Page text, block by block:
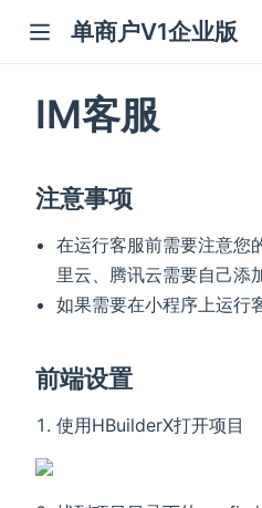
单商户V1企业版
IM客服
注意事项
在运行客服前需要注意您
里云、腾讯云需要自己添
如果需要在小程序上运行
前端设置
使用HBuilderX打开项目